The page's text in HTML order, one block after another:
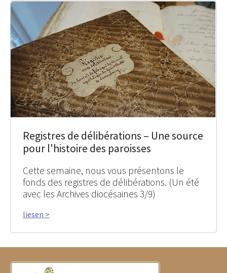
Registres de délibérations – Une source
pour l'histoire des paroisses
Cette semaine, nous vous présentons le
fonds des registres de délibérations. (Un été
avec les Archives diocésaines 3/9)
liesen >